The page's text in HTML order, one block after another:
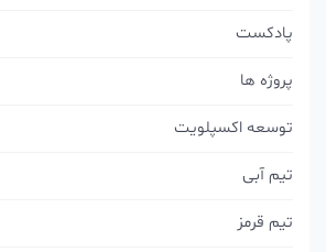
پادکست
پروژه ها
توسعه اکسپلویت
تیم آبی
تیم قرمز